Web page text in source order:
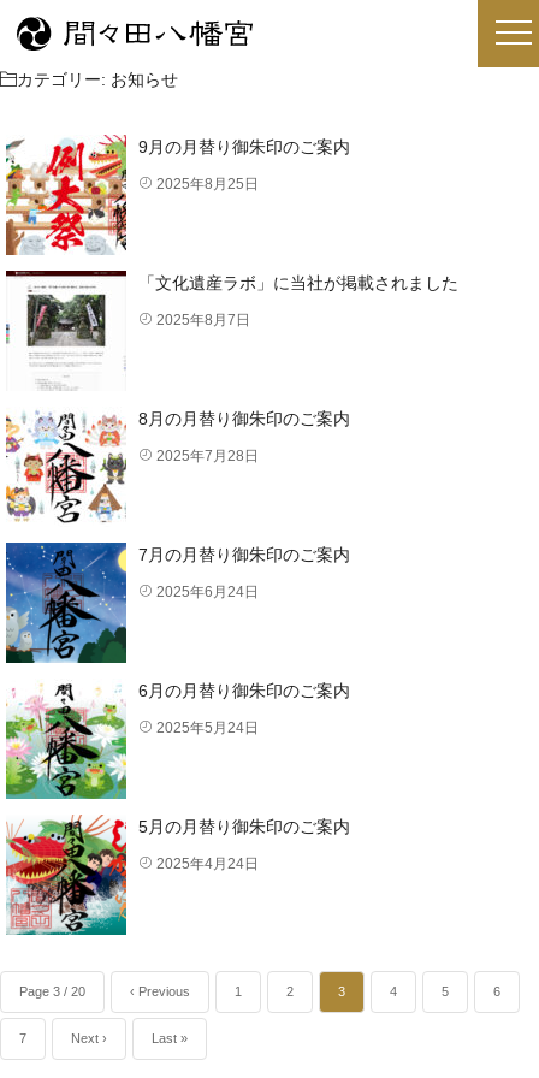
カテゴリー: お知らせ
9月の月替り御朱印のご案内
2025年8月25日
「文化遺産ラボ」に当社が掲載されました
2025年8月7日
8月の月替り御朱印のご案内
2025年7月28日
7月の月替り御朱印のご案内
2025年6月24日
6月の月替り御朱印のご案内
2025年5月24日
5月の月替り御朱印のご案内
2025年4月24日
Page 3 / 20 ‹ Previous 1 2 3 4 5 6
7 Next › Last »